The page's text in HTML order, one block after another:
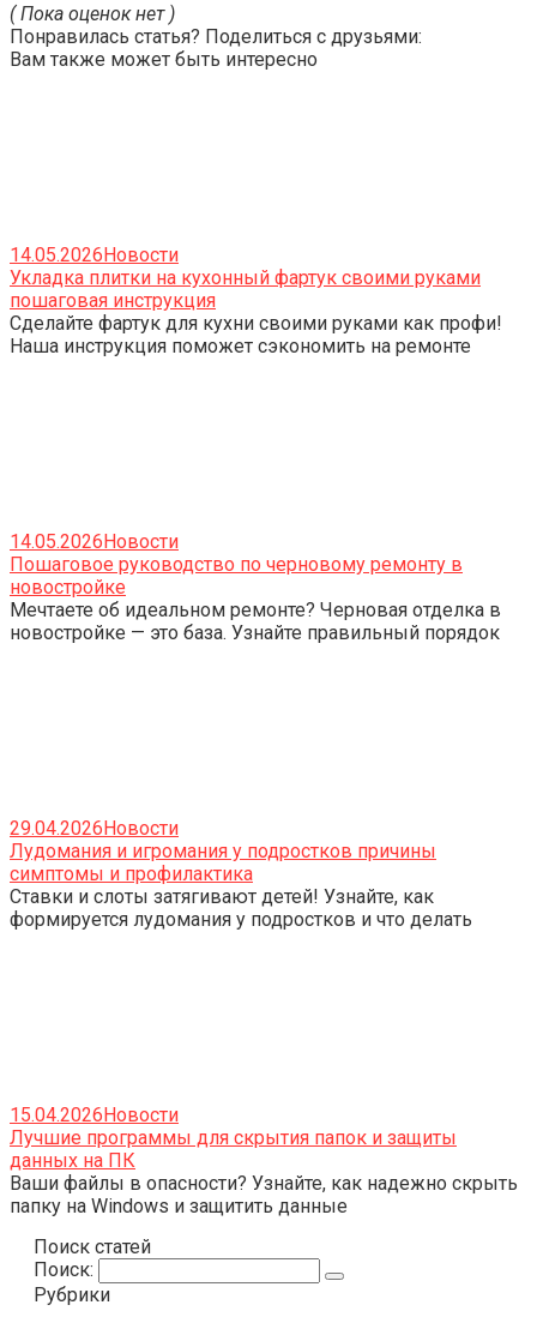
( Пока оценок нет )
Понравилась статья? Поделиться с друзьями:
Вам также может быть интересно
14.05.2026Новости
Укладка плитки на кухонный фартук своими руками
пошаговая инструкция
Сделайте фартук для кухни своими руками как профи!
Наша инструкция поможет сэкономить на ремонте
14.05.2026Новости
Пошаговое руководство по черновому ремонту в
новостройке
Мечтаете об идеальном ремонте? Черновая отделка в
новостройке — это база. Узнайте правильный порядок
29.04.2026Новости
Лудомания и игромания у подростков причины
симптомы и профилактика
Ставки и слоты затягивают детей! Узнайте, как
формируется лудомания у подростков и что делать
15.04.2026Новости
Лучшие программы для скрытия папок и защиты
данных на ПК
Ваши файлы в опасности? Узнайте, как надежно скрыть
папку на Windows и защитить данные
Поиск статей
Поиск:
Рубрики